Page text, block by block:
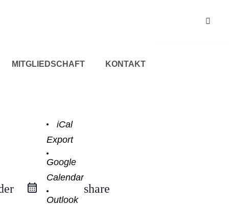
MITGLIEDSCHAFT KONTAKT
iCal
Export
Google
Calendar
Outlook
share